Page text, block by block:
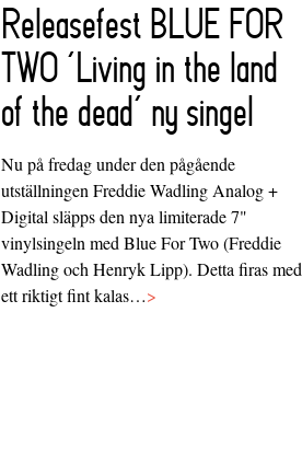
Releasefest BLUE FOR
TWO ‘Living in the land
of the dead’ ny singel
Nu på fredag under den pågående
utställningen Freddie Wadling Analog +
Digital släpps den nya limiterade 7"
vinylsingeln med Blue For Two (Freddie
Wadling och Henryk Lipp). Detta firas med
ett riktigt fint kalas…>